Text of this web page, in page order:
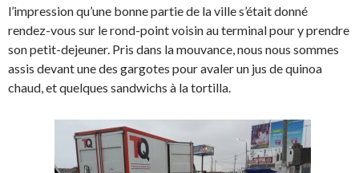
l’impression qu’une bonne partie de la ville s’était donné
rendez-vous sur le rond-point voisin au terminal pour y prendre
son petit-dejeuner. Pris dans la mouvance, nous nous sommes
assis devant une des gargotes pour avaler un jus de quinoa
chaud, et quelques sandwichs à la tortilla.